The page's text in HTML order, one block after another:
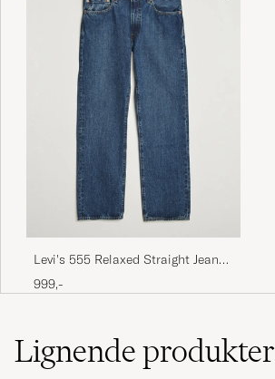
Levi's 555 Relaxed Straight Jeans
Check The Score
999,-
Lignendeprodukter